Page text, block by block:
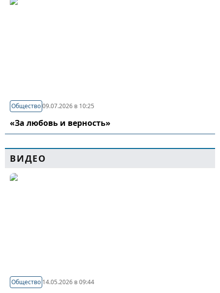
Общество09.07.2026 в 10:25
«За любовь и верность»
ВИДЕО
Общество 14.05.2026 в 09:44